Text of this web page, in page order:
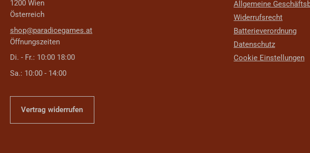
1200 Wien
Österreich
shop@paradicegames.at
Öffnungszeiten
Di. - Fr.: 10:00 18:00
Sa.: 10:00 - 14:00
Vertrag widerrufen
Allgemeine
Widerrufsrecht
Batterieverordnung
Datenschutz
Cookie Einstellungen